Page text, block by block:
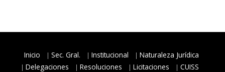
Inicio Sec. Gral. Institucional
Naturaleza Jurídica
Delegaciones
Resoluciones Licitaciones
CUISS